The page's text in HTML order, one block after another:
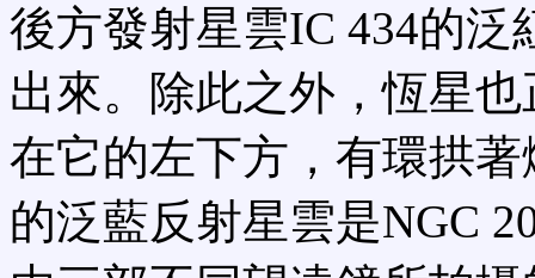
後方發射星雲IC 434的泛
出來。除此之外，恆星也
在它的左下方，有環拱
的泛藍反射星雲是NGC